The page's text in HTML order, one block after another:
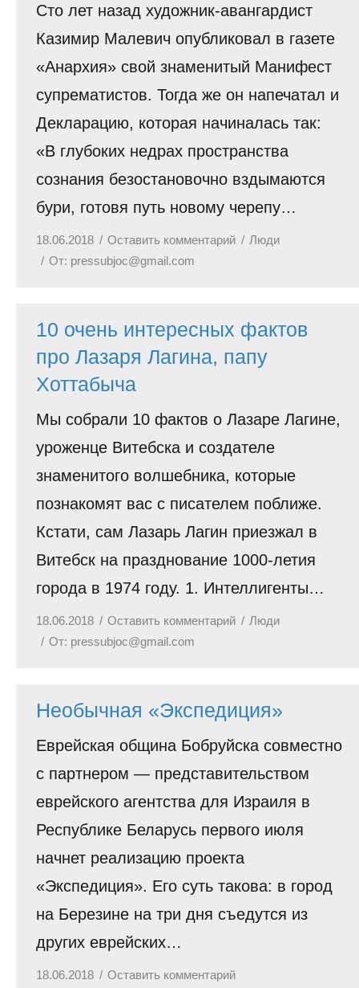
Сто лет назад художник-авангардист
Казимир Малевич опубликовал в газете
«Анархия» свой знаменитый Манифест
супрематистов. Тогда же он напечатал и
Декларацию, которая начиналась так:
«В глубоких недрах пространства
сознания безостановочно вздымаются
бури, готовя путь новому черепу…
18.06.2018 Оставить комментарий
Люди
От: pressubjoc@gmail.com
10 очень интересных фактов
про Лазаря Лагина, папу
Хоттабыча
Мы собрали 10 фактов о Лазаре Лагине,
уроженце Витебска и создателе
знаменитого волшебника, которые
познакомят вас с писателем поближе.
Кстати, сам Лазарь Лагин приезжал в
Витебск на празднование 1000-летия
города в 1974 году. 1. Интеллигенты…
18.06.2018 Оставить комментарий
Люди
От: pressubjoc@gmail.com
Необычная «Экспедиция»
Еврейская община Бобруйска совместно
с партнером — представительством
еврейского агентства для Израиля в
Республике Беларусь первого июля
начнет реализацию проекта
«Экспедиция». Его суть такова: в город
на Березине на три дня съедутся из
других еврейских…
18.06.2018 Оставить комментарий